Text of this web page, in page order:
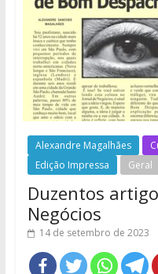
Alexandre Magalhães
Edição Impressa
Geral
Duzentos
Negócios
14 de setembro de 2023